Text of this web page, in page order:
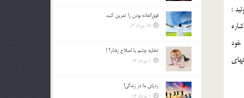
:
خود
فوق‌العاده بودن را تمرين كنيد
17 مرداد 03
تخليه چشم يا اصلاح رفتار؟ !
1 مرداد 03
ردپاى ما در زندگى!
1 مرداد 03